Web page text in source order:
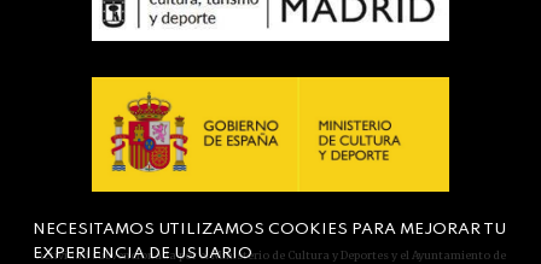
Actividad subvencionada por el Ministerio de Cultura y Deportes y el Ayuntamiento de
NECESITAMOS UTILIZAMOS COOKIES PARA MEJORAR TU
EXPERIENCIA DE USUARIO